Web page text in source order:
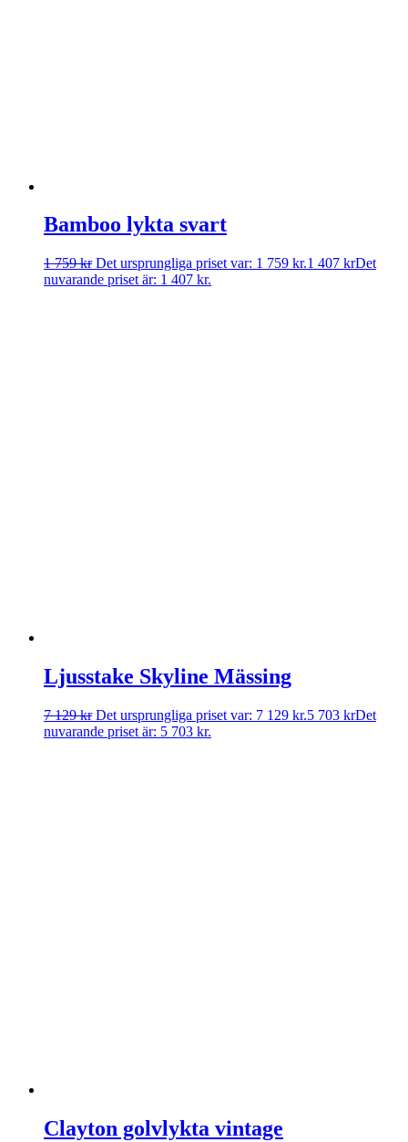
Bamboo lykta svart
1 759kr Det ursprungliga priset var: 1 759 kr.1 407 krDet
nuvarande priset är: 1 407 kr.
Ljusstake Skyline Mässing
7 129kr Det ursprungliga priset var: 7 129 kr.5 703 krDet
nuvarande priset är: 5 703 kr.
Clayton golvlykta vintage